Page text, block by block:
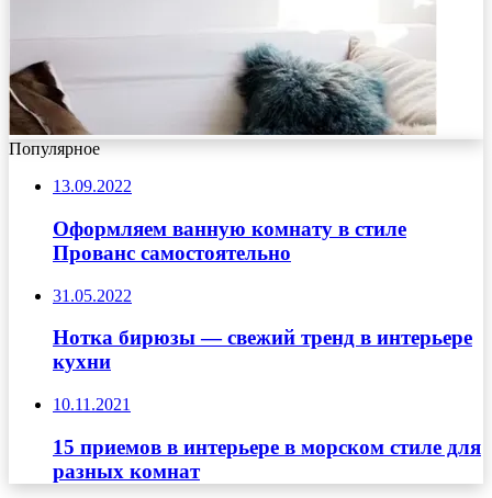
Популярное
13.09.2022
Оформляем ванную комнату в стиле
Прованс самостоятельно
31.05.2022
Нотка бирюзы — свежий тренд в интерьере
кухни
10.11.2021
15 приемов в интерьере в морском стиле для
разных комнат